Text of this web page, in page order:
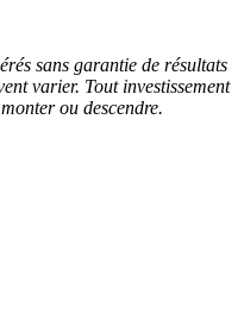
sans garantie de résultats
varier. Tout investissement
ou descendre.